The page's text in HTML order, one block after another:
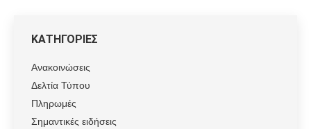
ΚΑΤΗΓΟΡΙΕΣ
Ανακοινώσεις
Δελτία Τύπου
Πληρωμές
Σημαντικές ειδήσεις